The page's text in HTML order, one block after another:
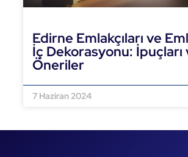
Edirne Emlakçıları ve
İç Dekorasyonu: İpuçları
Öneriler
7 Haziran 2024